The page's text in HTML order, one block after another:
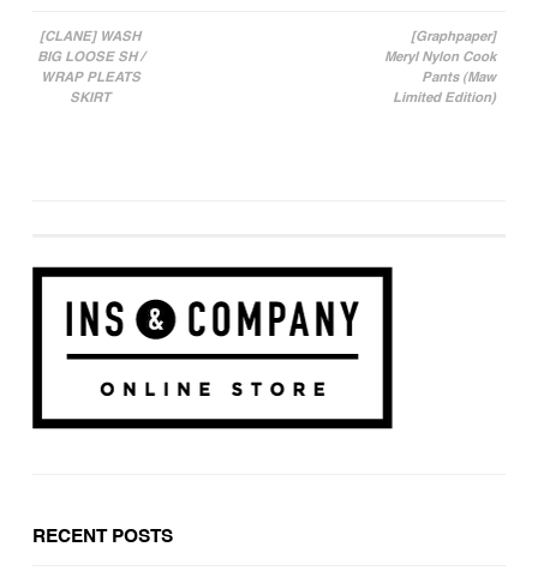
投稿ナビゲーション
[CLANE] WASH
BIG LOOSE SH /
WRAP PLEATS
SKIRT
[Graphpaper]
Meryl Nylon Cook
Pants (Maw
Limited Edition)
RECENT POSTS